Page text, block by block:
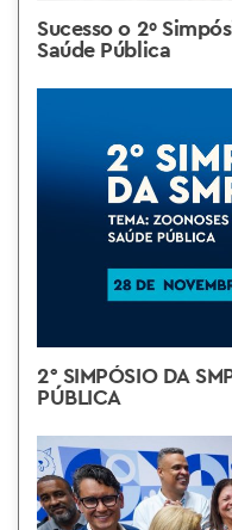
Sucesso o 2º
Saúde Pública
2° SIMPÓSIO DA
PÚBLICA